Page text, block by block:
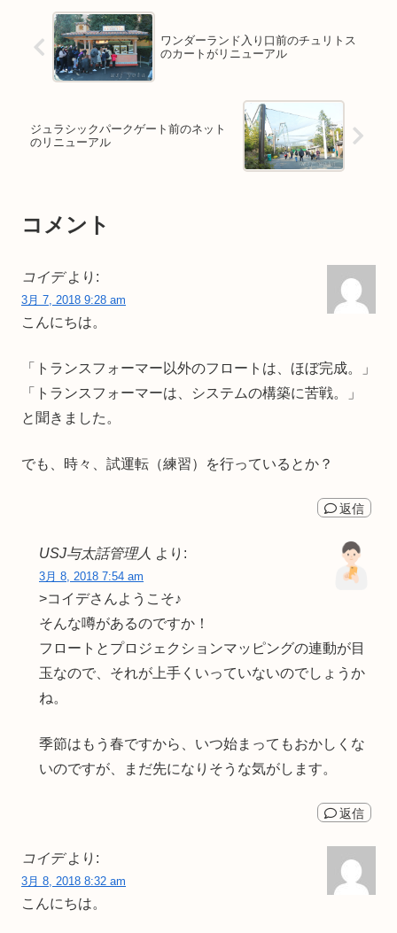
ワンダーランド入り口前のチュリトス
のカートがリニューアル
ジュラシックパークゲート前のネット
のリニューアル
コメント
コイデ より:
3月 7, 2018 9:28 am
こんにちは。
「トランスフォーマー以外のフロートは、ほぼ完成。」
「トランスフォーマーは、システムの構築に苦戦。」
と聞きました。
でも、時々、試運転（練習）を行っているとか？
返信
USJ与太話管理人 より:
3月 8, 2018 7:54 am
>コイデさんようこそ♪
そんな噂があるのですか！
フロートとプロジェクションマッピングの連動が目
玉なので、それが上手くいっていないのでしょうか
ね。
季節はもう春ですから、いつ始まってもおかしくな
いのですが、まだ先になりそうな気がします。
返信
コイデ より:
3月 8, 2018 8:32 am
こんにちは。